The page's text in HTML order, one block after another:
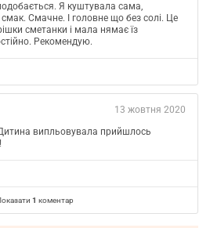
Я куштувала сама,
Смачне. І головне що без солі. Це
сметанки і мала нямає їз
Рекомендую.
13 жовтня 2020
випльовувала прийшлось
1 коментар